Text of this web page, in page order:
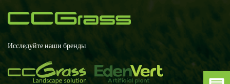
Исследуйте наши бренды